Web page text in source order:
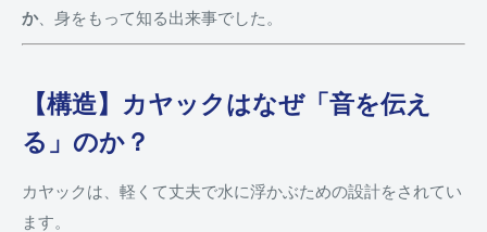
か、身をもって知る出来事でした。
【構造】カヤックはなぜ「音を伝え
る」のか？
カヤックは、軽くて丈夫で水に浮かぶための設計をされてい
ます。